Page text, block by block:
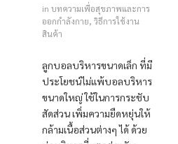
in บทความเพื่อสุขภาพและการ
ออกกำลังกาย, วิธีการใช้งาน
สินค้า
ลูกบอลบริหารขนาดเล็ก ที่มี
ประโยชน์ไม่แพ้บอลบริหาร
ขนาดใหญ่ ใช้ในการกระชับ
สัดส่วน เพิ่มความยืดหยุ่นให้
กล้ามเนื้อส่วนต่างๆ ได้ ด้วย